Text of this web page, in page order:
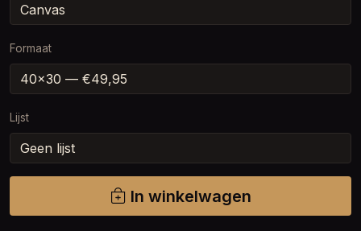
Formaat
Lijst
In winkelwagen